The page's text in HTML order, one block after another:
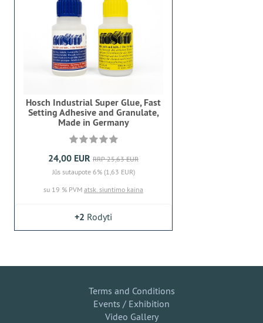
Hosch Industrial Super Glue, Fast
Setting Adhesive and Granulate,
Made in Germany
24,00 EUR RRP 25,63 EUR
Jūs sutaupote 6% (1,63 EUR)
su 19 % PVM atsk. siuntimo kaina
+2 Rodyti
Terms and Conditions
Events / Exhibition
Video Gallery